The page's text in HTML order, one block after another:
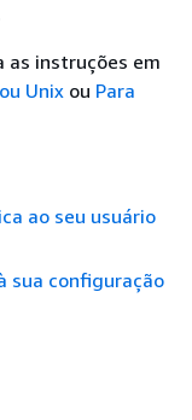
as instruções em
Unix ou Para
ao seu usuário
sua configuração